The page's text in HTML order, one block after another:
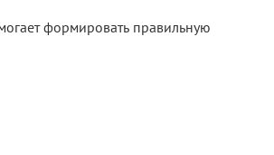
формировать правильную